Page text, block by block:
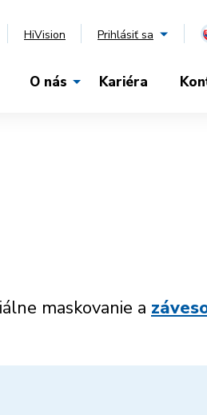
HiVision Prihlásiť sa
O nás Kariéra
maskovanie a